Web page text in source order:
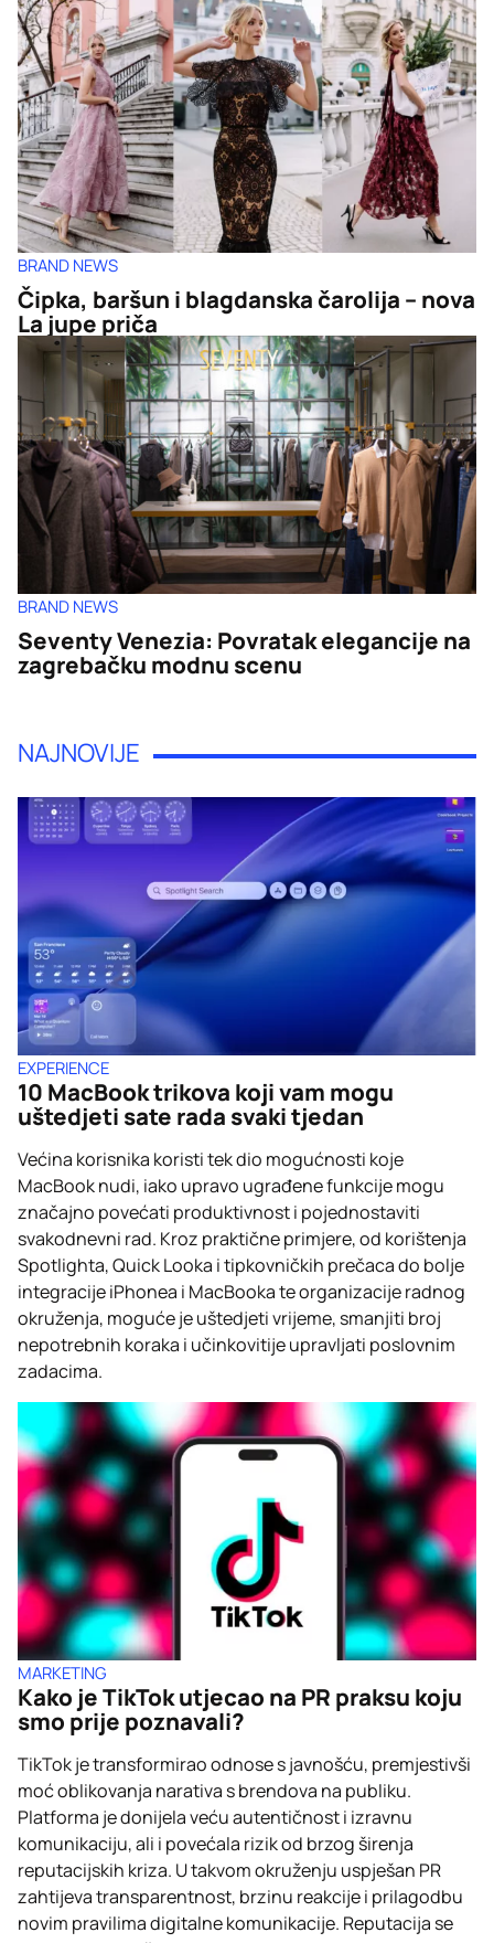
BRAND NEWS
Čipka, baršun i blagdanska čarolija – nova
La jupe priča
BRAND NEWS
Seventy Venezia: Povratak elegancije na
zagrebačku modnu scenu
NAJNOVIJE
EXPERIENCE
10 MacBook trikova koji vam mogu
uštedjeti sate rada svaki tjedan
Većina korisnika koristi tek dio mogućnosti koje
MacBook nudi, iako upravo ugrađene funkcije mogu
značajno povećati produktivnost i pojednostaviti
svakodnevni rad. Kroz praktične primjere, od korištenja
Spotlighta, Quick Looka i tipkovničkih prečaca do bolje
integracije iPhonea i MacBooka te organizacije radnog
okruženja, moguće je uštedjeti vrijeme, smanjiti broj
nepotrebnih koraka i učinkovitije upravljati poslovnim
zadacima.
MARKETING
Kako je TikTok utjecao na PR praksu koju
smo prije poznavali?
TikTok je transformirao odnose s javnošću, premjestivši
moć oblikovanja narativa s brendova na publiku.
Platforma je donijela veću autentičnost i izravnu
komunikaciju, ali i povećala rizik od brzog širenja
reputacijskih kriza. U takvom okruženju uspješan PR
zahtijeva transparentnost, brzinu reakcije i prilagodbu
novim pravilima digitalne komunikacije. Reputacija se